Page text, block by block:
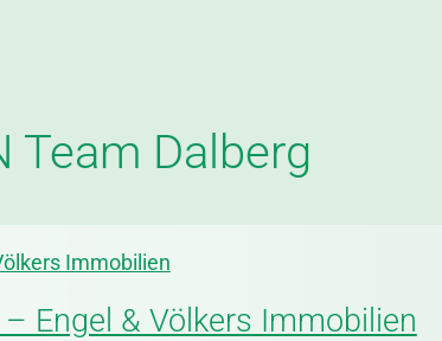
Team Dalberg
Immobilien
Engel & Völkers Immobilien